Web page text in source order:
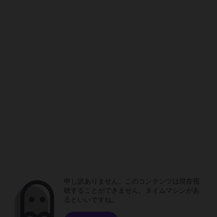
申し訳ありません。このコンテンツは現在視
聴することができません。タイムマシンがあ
るといいですね。